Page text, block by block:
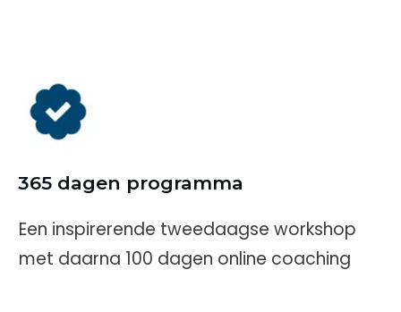
365 dagen programma
Een inspirerende tweedaagse workshop
met daarna 100 dagen online coaching